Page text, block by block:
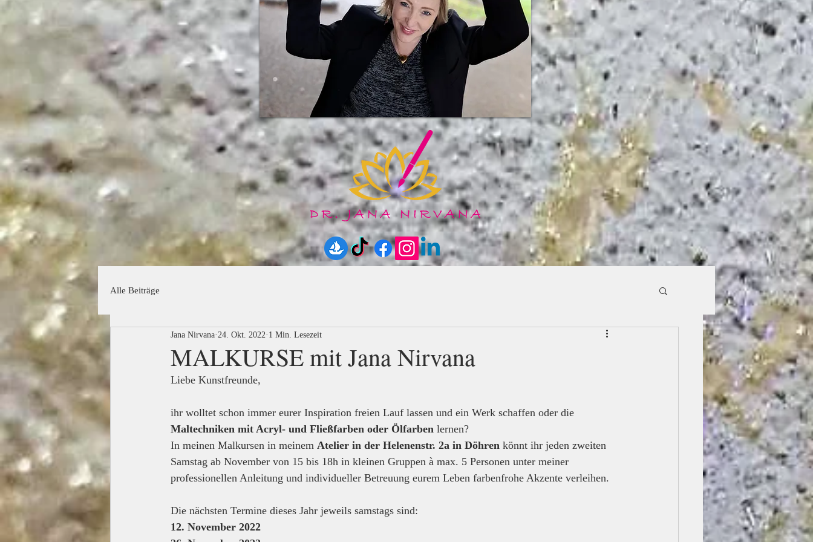
Alle Beiträge
MALKURSE mit Jana Nirvana
Jana Nirvana 24. Okt. 2022 1 Min. Lesezeit
Liebe Kunstfreunde,
ihr wolltet schon immer eurer Inspiration freien Lauf lassen und ein Werk schaffen oder die
Maltechniken mit Acryl- und Fließfarben oder Ölfarben lernen?
In meinen Malkursen in meinem Atelier in der Helenenstr. 2a in Döhren könnt ihr jeden zweiten
Samstag ab November von 15 bis 18h in kleinen Gruppen à max. 5 Personen unter meiner
professionellen Anleitung und individueller Betreuung eurem Leben farbenfrohe Akzente verleihen.
Die nächsten Termine dieses Jahr jeweils samstags sind:
12. November 2022